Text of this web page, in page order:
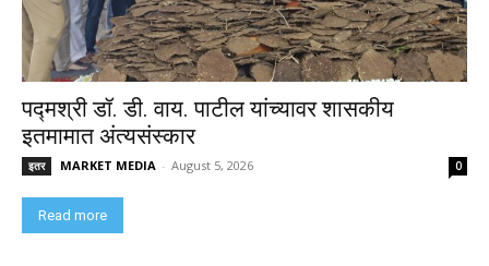
पद्मश्री डॉ. डी. वाय. पाटील यांच्यावर शासकीय
इतमामात अंत्यसंस्कार
इतर MARKET MEDIA - August 5, 2026 0
Read more